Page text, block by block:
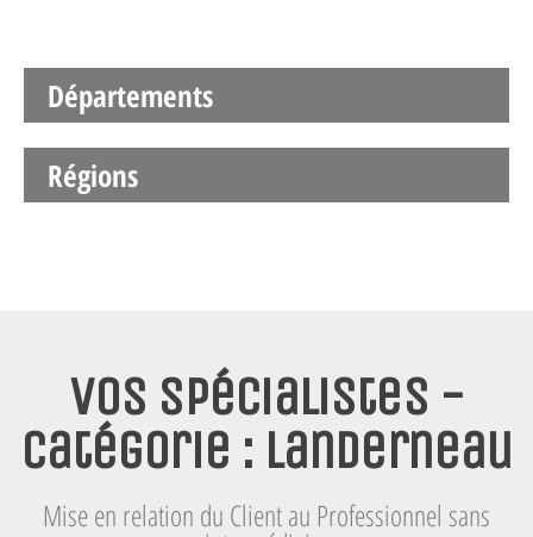
Départements
Régions
Vos spécialistes -
Catégorie : Landerneau
Mise en relation du Client au Professionnel sans